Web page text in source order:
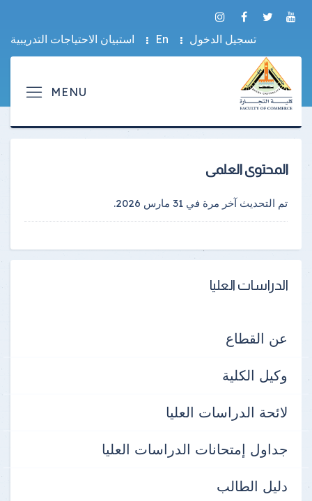
تسجيل الدخول En استبيان الاحتياجات التدريبية
المحتوى العلمى
تم التحديث آخر مرة في 31 مارس 2026 .
الدراسات العليا
عن القطاع
وكيل الكلية
لائحة الدراسات العليا
جداول إمتحانات الدراسات العليا
دليل الطالب